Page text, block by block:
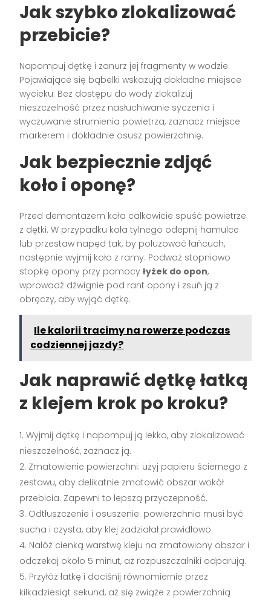
Jak szybko zlokalizować
przebicie?
Napompuj dętkę i zanurz jej fragmenty w wodzie.
Pojawiające się bąbelki wskazują dokładne miejsce
wycieku. Bez dostępu do wody zlokalizuj
nieszczelność przez nasłuchiwanie syczenia i
wyczuwanie strumienia powietrza, zaznacz miejsce
markerem i dokładnie osusz powierzchnię.
Jak bezpiecznie zdjąć
koło i oponę?
Przed demontażem koła całkowicie spuść powietrze
z dętki. W przypadku koła tylnego odepnij hamulce
lub przestaw napęd tak, by poluzować łańcuch,
następnie wyjmij koło z ramy. Podważ stopniowo
stopkę opony przy pomocyłyżek do opon,
wprowadź dźwignie pod rant opony i zsuń ją z
obręczy, aby wyjąć dętkę.
Ile kalorii tracimy na rowerze podczas
codziennej jazdy?
Jak naprawić dętkę łatką
z klejem krok po kroku?
Wyjmij dętkę i napompuj ją lekko, aby zlokalizować
nieszczelność, zaznacz ją.
Zmatowienie powierzchni: użyj papieru ściernego z
zestawu, aby delikatnie zmatowić obszar wokół
przebicia. Zapewni to lepszą przyczepność.
Odtłuszczenie i osuszenie: powierzchnia musi być
sucha i czysta, aby klej zadziałał prawidłowo.
Nałóż cienką warstwę kleju na zmatowiony obszar i
odczekaj około 5 minut, aż rozpuszczalniki odparują.
Przyłóż łatkę i dociśnij równomiernie przez
kilkadziesiąt sekund, aż się zwiąże z powierzchnią